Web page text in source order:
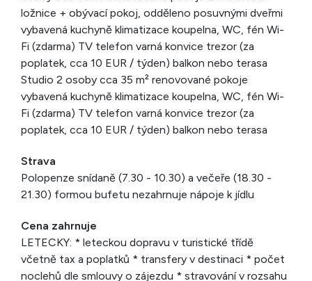
ložnice + obývací pokoj, odděleno posuvnými dveřmi
vybavená kuchyně klimatizace koupelna, WC, fén Wi-
Fi (zdarma) TV telefon varná konvice trezor (za
poplatek, cca 10 EUR / týden) balkon nebo terasa
Studio 2 osoby cca 35 m² renovované pokoje
vybavená kuchyně klimatizace koupelna, WC, fén Wi-
Fi (zdarma) TV telefon varná konvice trezor (za
poplatek, cca 10 EUR / týden) balkon nebo terasa
Strava
Polopenze snídaně (7.30 - 10.30) a večeře (18.30 -
21.30) formou bufetu nezahrnuje nápoje k jídlu
Cena zahrnuje
LETECKY: * leteckou dopravu v turistické třídě
včetně tax a poplatků * transfery v destinaci * počet
noclehů dle smlouvy o zájezdu * stravování v rozsahu